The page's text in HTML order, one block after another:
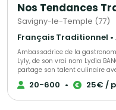
Nos Tendances
Savigny-le-Temple (77)
Français Traditionnel •
Ambassadrice de la
Lyly, de son vrai nom Lydia
partage son talent culinaire
cursus adulte avec une
les palais depuis des années.
20-600 • 25€ /